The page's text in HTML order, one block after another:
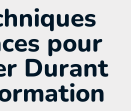
pour
Durant